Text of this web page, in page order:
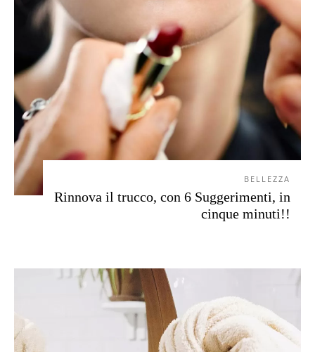
BELLEZZA
Rinnova il trucco, con 6 Suggerimenti, in
cinque minuti!!